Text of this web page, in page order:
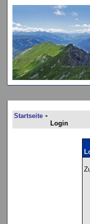
Startseite
Login